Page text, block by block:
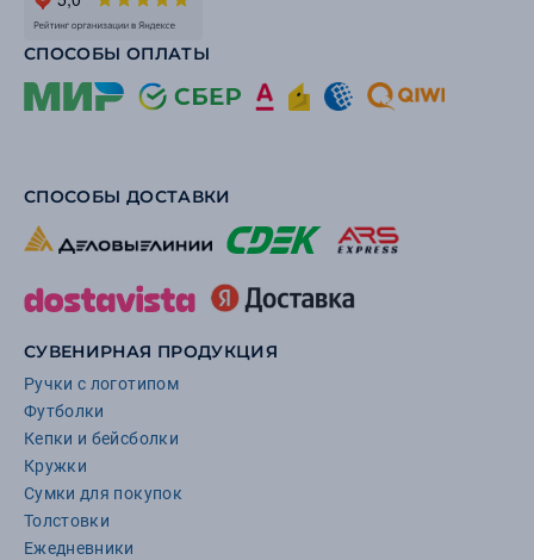
СПОСОБЫ ОПЛАТЫ
СПОСОБЫ ДОСТАВКИ
СУВЕНИРНАЯ ПРОДУКЦИЯ
Ручки с логотипом
Футболки
Кепки и бейсболки
Кружки
Сумки для покупок
Толстовки
Ежедневники